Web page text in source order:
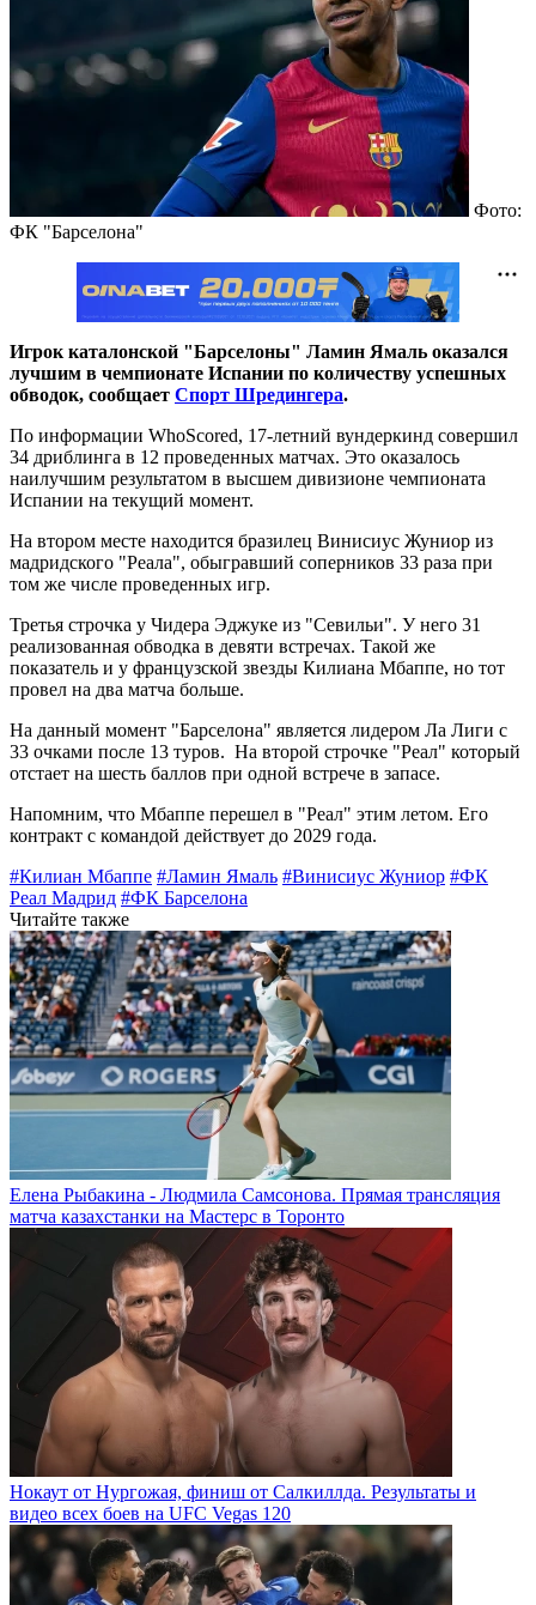
Фото:
ФК "Барселона"
Игрок каталонской "Барселоны" Ламин Ямаль оказался
лучшим в чемпионате Испании по количеству успешных
обводок, сообщает Спорт Шредингера.
По информации WhoScored, 17-летний вундеркинд совершил
34 дриблинга в 12 проведенных матчах. Это оказалось
наилучшим результатом в высшем дивизионе чемпионата
Испании на текущий момент.
На втором месте находится бразилец Винисиус Жуниор из
мадридского "Реала", обыгравший соперников 33 раза при
том же числе проведенных игр.
Третья строчка у Чидера Эджуке из "Севильи". У него 31
реализованная обводка в девяти встречах. Такой же
показатель и у французской звезды Килиана Мбаппе, но тот
провел на два матча больше.
На данный момент "Барселона" является лидером Ла Лиги с
33 очками после 13 туров. На второй строчке "Реал" который
отстает на шесть баллов при одной встрече в запасе.
Напомним, что Мбаппе перешел в "Реал" этим летом. Его
контракт с командой действует до 2029 года.
#Килиан Мбаппе #Ламин Ямаль #Винисиус Жуниор #ФК
Реал Мадрид #ФК Барселона
Читайте также
Елена Рыбакина - Людмила Самсонова. Прямая трансляция
матча казахстанки на Мастерс в Торонто
Нокаут от Нургожая, финиш от Салкиллда. Результаты и
видео всех боев на UFC Vegas 120